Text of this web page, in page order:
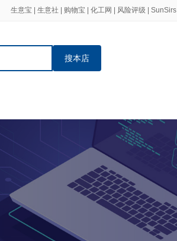
生意宝 生意社 购物宝 化工网 风险评级 SunSirs
搜本店